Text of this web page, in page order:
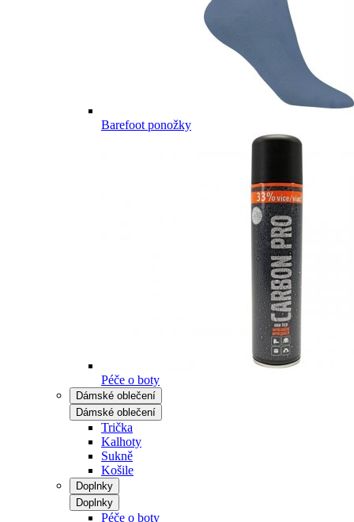
Barefoot ponožky
Péče o boty
Dámské oblečení
Dámské oblečení
Trička
Kalhoty
Sukně
Košile
Doplnky
Doplnky
Péče o boty